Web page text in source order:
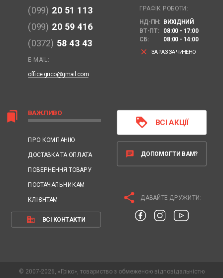
bookmarks ВАЖЛИВО
ПРО КОМПАНІЮ
ДОСТАВКА ТА ОПЛАТА
ПОВЕРНЕННЯ ТОВАРУ
ПОСТАЧАЛЬНИКАМ
КЛІЄНТАМ
business ВСІ КОНТАКТИ
(099) 20 51 113
(099) 20 59 416
(0372) 58 43 43
E-MAIL:
office.grico@gmail.com
ГРАФІК РОБОТИ:
НД-ПН: ВИХІДНИЙ
ВТ-ПТ:
08:00 - 17:00
СБ:
08:00 - 14:00
clear ЗАРАЗ ЗАЧИНЕНО
loyalty ВСІ АКЦІЇ
chat ДОПОМОГТИ ВАМ?
share ДАВАЙТЕ ДРУЖИТИ:
© 2007-2026, «Гріко», товариство з обмеженою відповідальністю